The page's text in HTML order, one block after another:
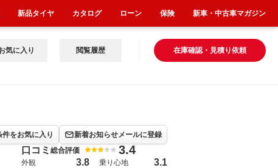
在庫確認・見積り依頼
気に入り 閲覧履歴
件をお気に入り 新着お知らせメールに登録
口コミ 総合評価 3.4
外観 3.8 乗り心地 3.1
新品タイヤ カタログ ローン 保険 新車・中古車マガジン